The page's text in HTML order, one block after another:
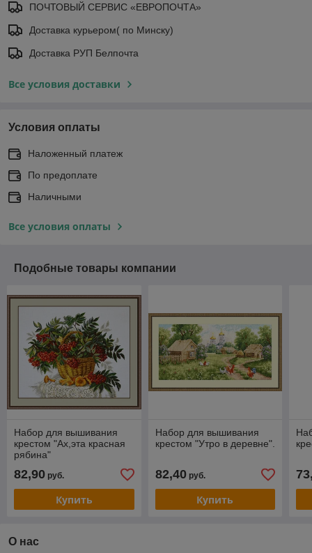
ПОЧТОВЫЙ СЕРВИС «ЕВРОПОЧТА»
Доставка курьером( по Минску)
Доставка РУП Белпочта
Все условия доставки
Условия оплаты
Наложенный платеж
По предоплате
Наличными
Все условия оплаты
Подобные товары компании
Набор для вышивания
крестом "Ах,эта красная
рябина"
82,90 руб.
Купить
Набор для вышивания
крестом "Утро в деревне".
82,40руб.
Купить
О нас